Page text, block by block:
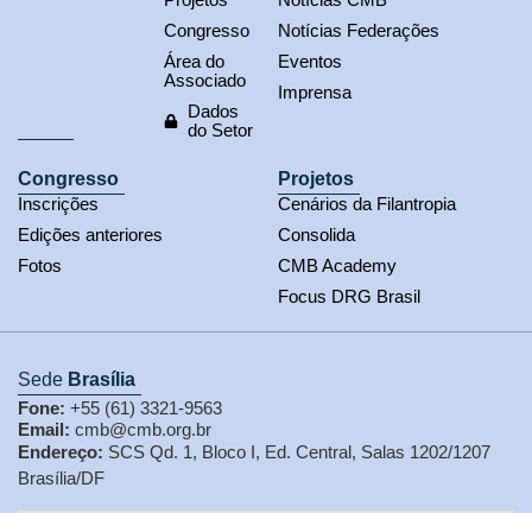
Congresso
Área do
Associado
Dados
do Setor
Notícias Federações
Eventos
Imprensa
Congresso
Inscrições
Edições anteriores
Fotos
Projetos
Cenários da Filantropia
Consolida
CMB Academy
Focus DRG Brasil
Sede Brasília
Fone: +55 (61) 3321-9563
Email: cmb@cmb.org.br
Endereço: SCS Qd. 1, Bloco I, Ed. Central, Salas 1202/1207
Brasília/DF